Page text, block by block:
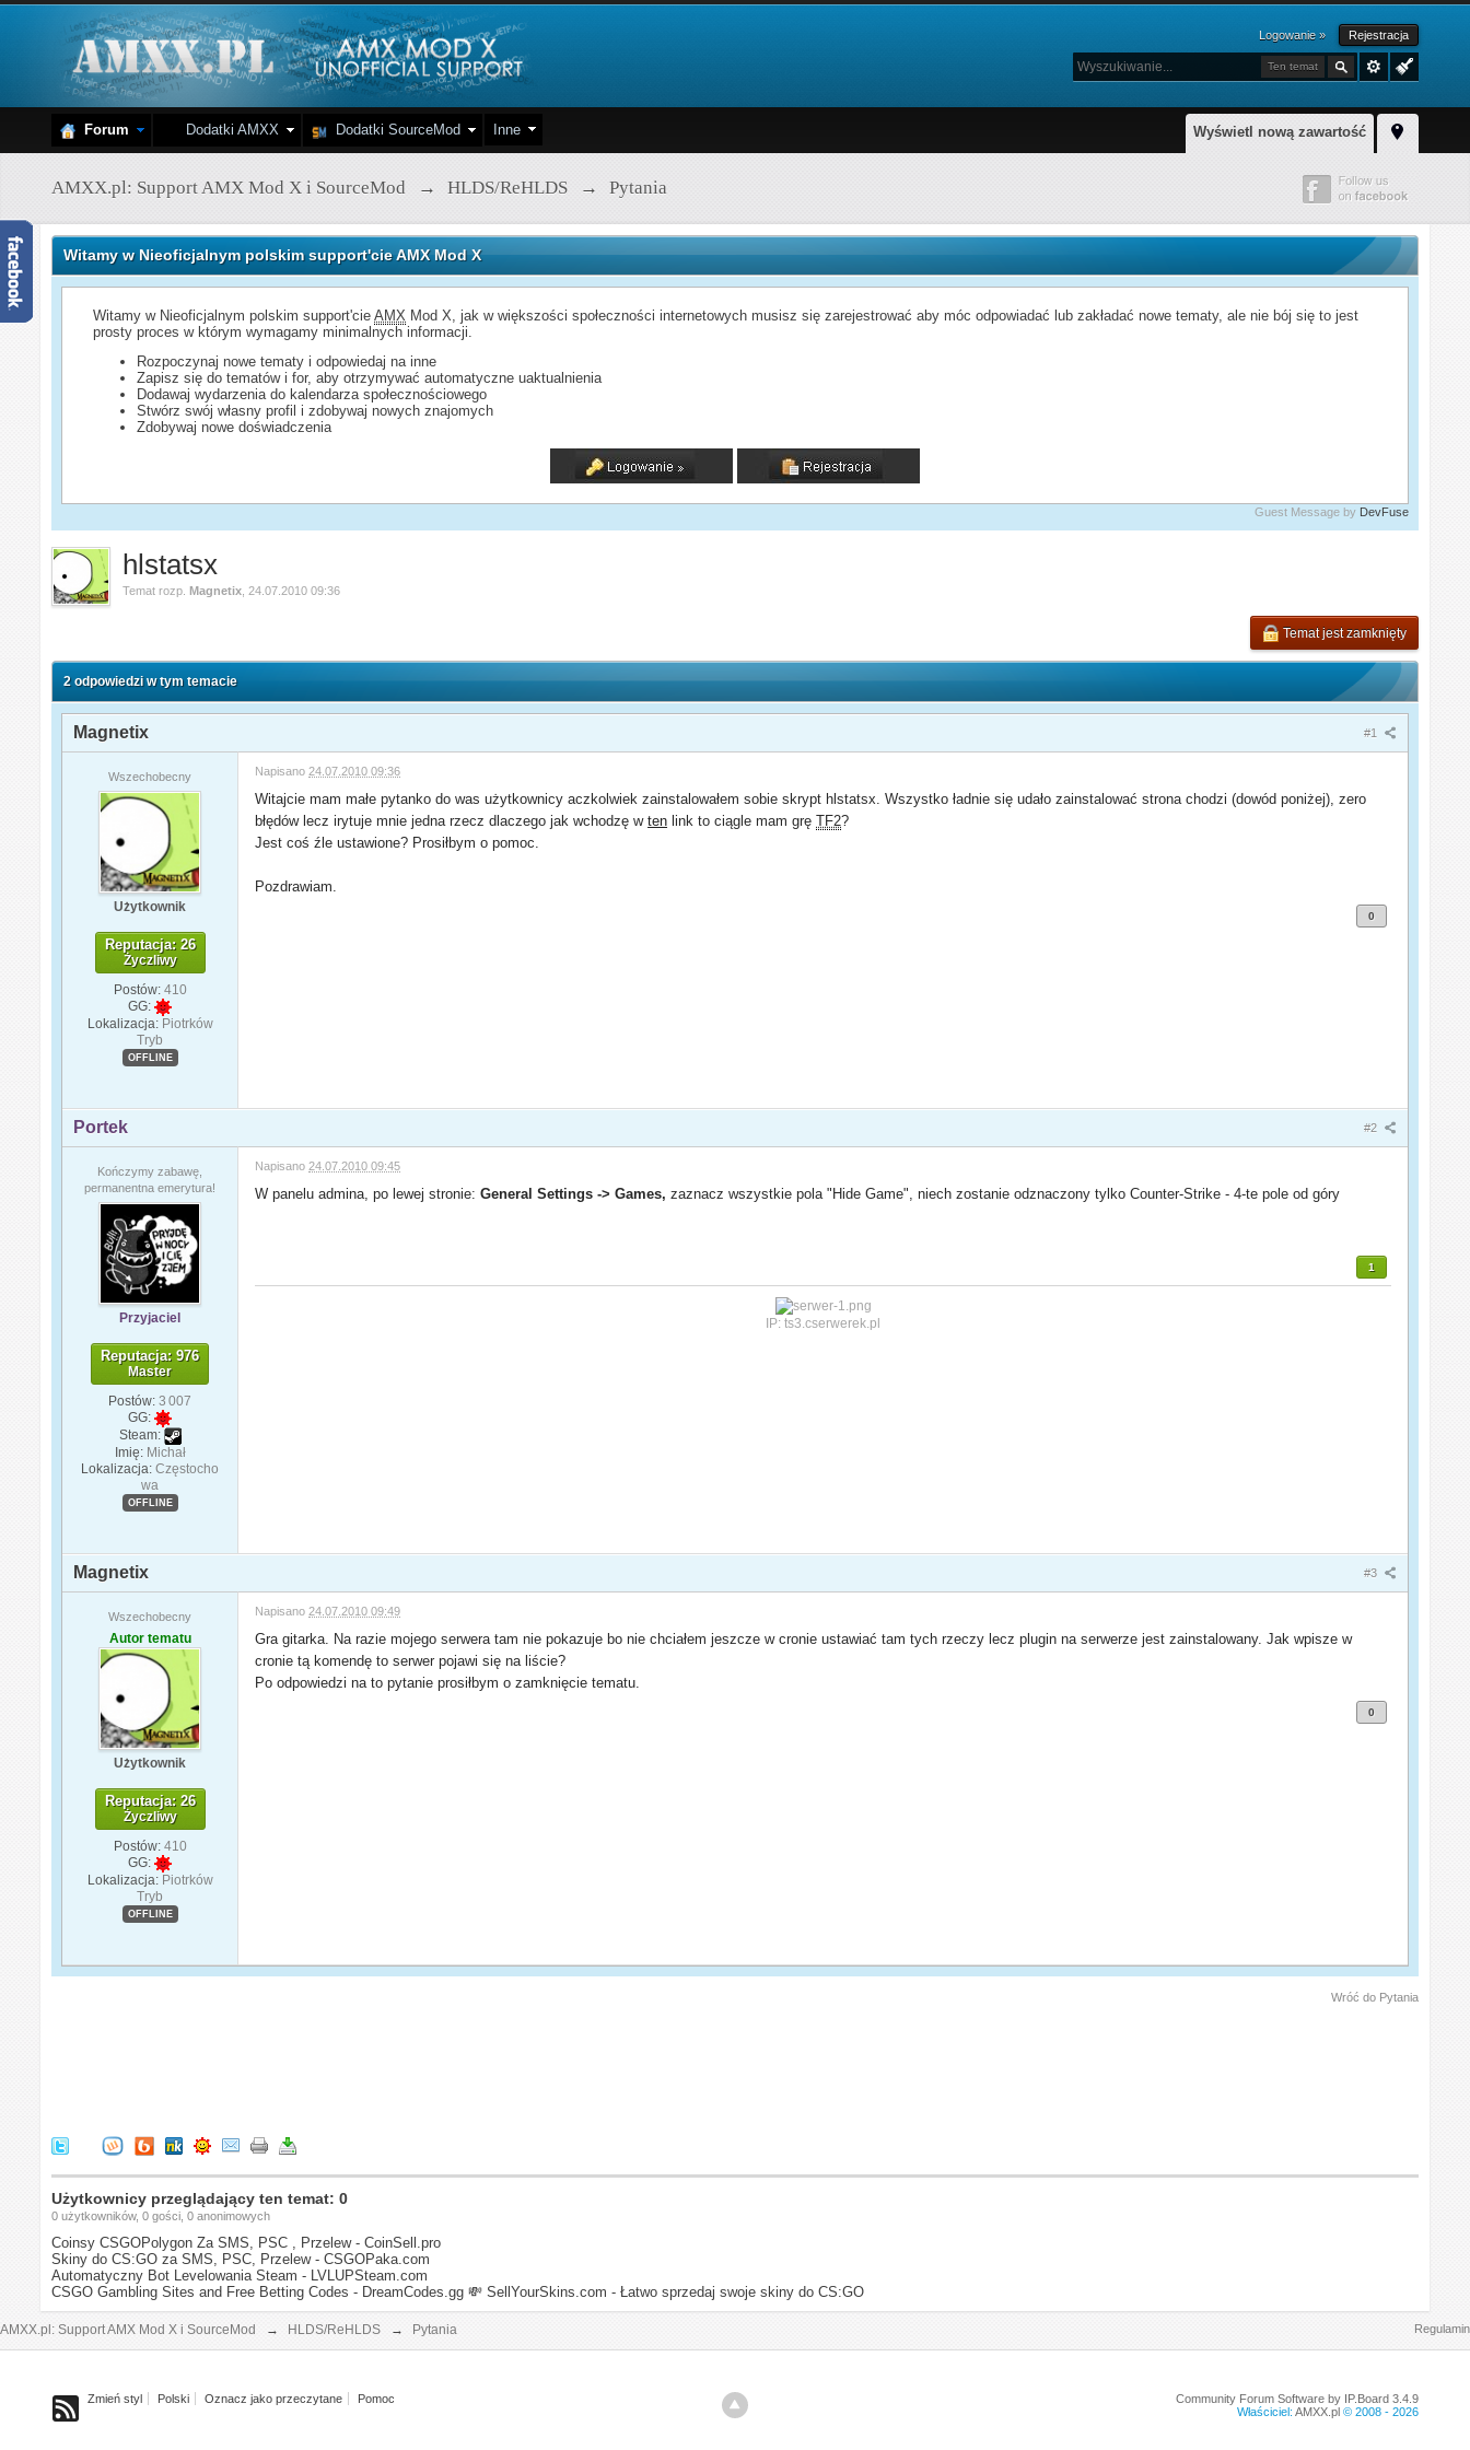
Logowanie » Rejestracja
Ten temat
Wyświetl nową zawartość
Forum Dodatki AMXX Dodatki SourceMod Inne
AMXX.pl: Support AMX Mod X i SourceMod → HLDS/ReHLDS → Pytania
Witamy w Nieoficjalnym polskim support'cie AMX Mod X
Witamy w Nieoficjalnym polskim support'cieAMX Mod X, jak w większości społeczności internetowych musisz się zarejestrować aby móc odpowiadać lub zakładać nowe tematy, ale nie bój się to jest
prosty proces w którym wymagamy minimalnych informacji.
Rozpoczynaj nowe tematy i odpowiedaj na inne
Zapisz się do tematów i for, aby otrzymywać automatyczne uaktualnienia
Dodawaj wydarzenia do kalendarza społecznościowego
Stwórz swój własny profil i zdobywaj nowych znajomych
Zdobywaj nowe doświadczenia
Guest Message by DevFuse
hlstatsx
Temat rozp.Magnetix 24.07.2010 09:36
Temat jest zamknięty
2 odpowiedzi w tym temacie
#1
Magnetix
Wszechobecny
Użytkownik
Reputacja: 26
Życzliwy
Postów: 410
GG:
Lokalizacja: Piotrków
Tryb
OFFLINE
Napisano 24.07.2010 09:36
Witajcie mam małe pytanko do was użytkownicy aczkolwiek zainstalowałem sobie skrypt hlstatsx. Wszystko ładnie się udało zainstalować strona chodzi (dowód poniżej), zero
błędów lecz irytuje mnie jedna rzecz dlaczego jak wchodzę wten link to ciągle mam gręTF2?
Jest coś źle ustawione? Prosiłbym o pomoc.
Pozdrawiam.
0
#2
Portek
Kończymy zabawę,
permanentna emerytura!
Przyjaciel
Reputacja: 976
Master
Postów: 3 007
GG:
Steam:
Imię: Michał
Lokalizacja: Częstocho
wa
OFFLINE
Napisano 24.07.2010 09:45
W panelu admina, po lewej stronie:General Settings -> Games,zaznacz wszystkie pola "Hide Game", niech zostanie odznaczony tylko Counter-Strike - 4-te pole od góry
1
IP: ts3.cserwerek.pl
#3
Magnetix
Wszechobecny
Autor tematu
Użytkownik
Reputacja: 26
Życzliwy
Postów: 410
GG:
Lokalizacja: Piotrków
Tryb
OFFLINE
Napisano 24.07.2010 09:49
Gra gitarka. Na razie mojego serwera tam nie pokazuje bo nie chciałem jeszcze w cronie ustawiać tam tych rzeczy lecz plugin na serwerze jest zainstalowany. Jak wpisze w
cronie tą komendę to serwer pojawi się na liście?
Po odpowiedzi na to pytanie prosiłbym o zamknięcie tematu.
0
Wróć do Pytania
Użytkownicy przeglądający ten temat: 0
0 użytkowników, 0 gości, 0 anonimowych
Coinsy CSGOPolygon Za SMS, PSC , Przelew - CoinSell.pro
Skiny do CS:GO za SMS, PSC, Przelew - CSGOPaka.com
Automatyczny Bot Levelowania Steam - LVLUPSteam.com
CSGO Gambling Sites and Free Betting Codes - DreamCodes.gg 💸 SellYourSkins.com - Łatwo sprzedaj swoje skiny do CS:GO
AMXX.pl: Support AMX Mod X i SourceMod → HLDS/ReHLDS → Pytania Regulamin
Zmień styl Polski Oznacz jako przeczytane Pomoc
Community Forum Software by IP.Board 3.4.9
Właściciel: AMXX.pl© 2008 - 2026